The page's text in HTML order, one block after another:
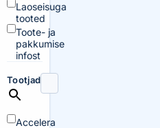
Laoseisuga
tooted
Toote- ja
pakkumise
infost
Tootjad
Accelera